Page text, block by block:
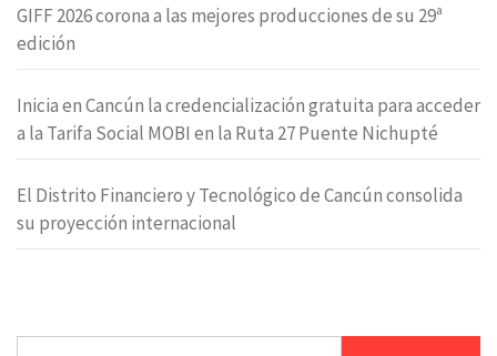
GIFF 2026 corona a las mejores producciones de su 29ª
edición
Inicia en Cancún la credencialización gratuita para acceder
a la Tarifa Social MOBI en la Ruta 27 Puente Nichupté
El Distrito Financiero y Tecnológico de Cancún consolida
su proyección internacional